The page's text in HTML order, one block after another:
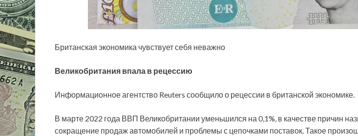
Британская экономика чувствует себя неважно
Великобритания впала в рецессию
Информационное агентство Reuters сообщило о рецессии в британской экономике.
В марте 2022 года ВВП Великобритании уменьшился на 0,1%, в качестве причин
сокращение продаж автомобилей и проблемы с цепочками поставок. Такое